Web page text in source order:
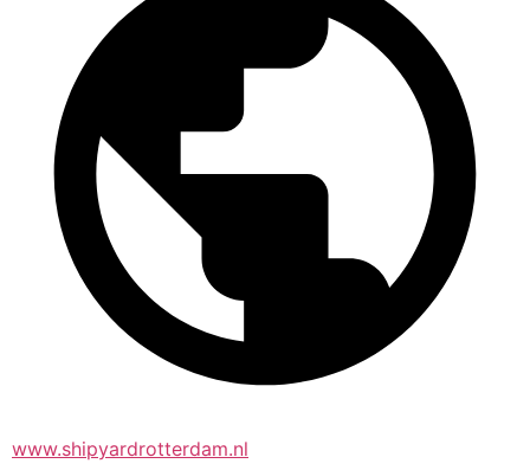
www.shipyardrotterdam.nl